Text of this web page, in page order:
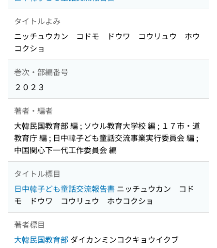
タイトルよみ
ニッチュウカン コドモ ドウワ コウリュウ ホウ
コクショ
巻次・部編番号
２０２３
著者・編者
大韓民国教育部 編 ; ソウル教育大学校 編 ; １７市・道
教育庁 編 ; 日中韓子ども童話交流事業実行委員会 編 ;
中国関心下一代工作委員会 編
タイトル標目
日中韓子ども童話交流報告書 ニッチュウカン コド
モ ドウワ コウリュウ ホウコクショ
著者標目
大韓民国教育部 ダイカンミンコクキョウイクブ